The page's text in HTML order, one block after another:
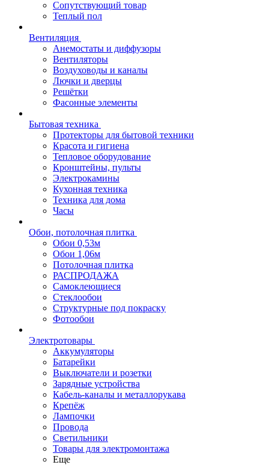
Сопутствующий товар
Теплый пол
Вентиляция
Анемостаты и диффузоры
Вентиляторы
Воздуховоды и каналы
Лючки и дверцы
Решётки
Фасонные элементы
Бытовая техника
Протекторы для бытовой техники
Красота и гигиена
Тепловое оборудование
Кронштейны, пульты
Электрокамины
Кухонная техника
Техника для дома
Часы
Обои, потолочная плитка
Обои 0,53м
Обои 1,06м
Потолочная плитка
РАСПРОДАЖА
Самоклеющиеся
Стеклообои
Структурные под покраску
Фотообои
Электротовары
Аккумуляторы
Батарейки
Выключатели и розетки
Зарядные устройства
Кабель-каналы и металлорукава
Крепёж
Лампочки
Провода
Светильники
Товары для электромонтажа
Еще